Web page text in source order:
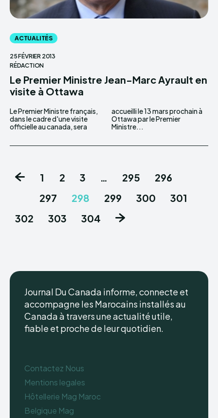
ACTUALITÉS
25 FÉVRIER 2013
RÉDACTION
Le Premier Ministre Jean-Marc Ayrault en
visite à Ottawa
Le Premier Ministre français,
dans le cadre d'une visite
officielle au canada, sera
accueilli le 13 mars prochain à
Ottawa par le Premier
Ministre...
1 2 3 … 295
296
297
298 299 300
301
302
303 304
Journal Du Canada informe, connecte et
accompagne les Marocains installés au
Canada à travers une actualité utile,
fiable et proche de leur quotidien.
Contactez Nous
Mentions legales
Hôtellerie Mag Maroc
Belgique Mag